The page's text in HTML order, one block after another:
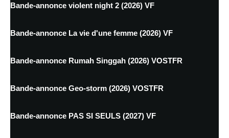
Bande-annonce violent night 2 (2026) VF
Bande-annonce La vie d'une femme (2026) VF
Bande-annonce Rumah Singgah (2026) VOSTFR
Bande-annonce Geo-storm (2026) VOSTFR
Bande-annonce PAS SI SEULS (2027) VF